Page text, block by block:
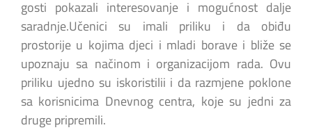
gosti pokazali interesovanje i mogućnost dalje
saradnje.Učenici su imali priliku i da obiđu
prostorije u kojima djeci i mladi borave i bliže se
upoznaju sa načinom i organizacijom rada. Ovu
priliku ujedno su iskoristilii i da razmjene poklone
sa korisnicima Dnevnog centra, koje su jedni za
druge pripremili.